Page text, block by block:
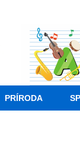
PRÍRODA